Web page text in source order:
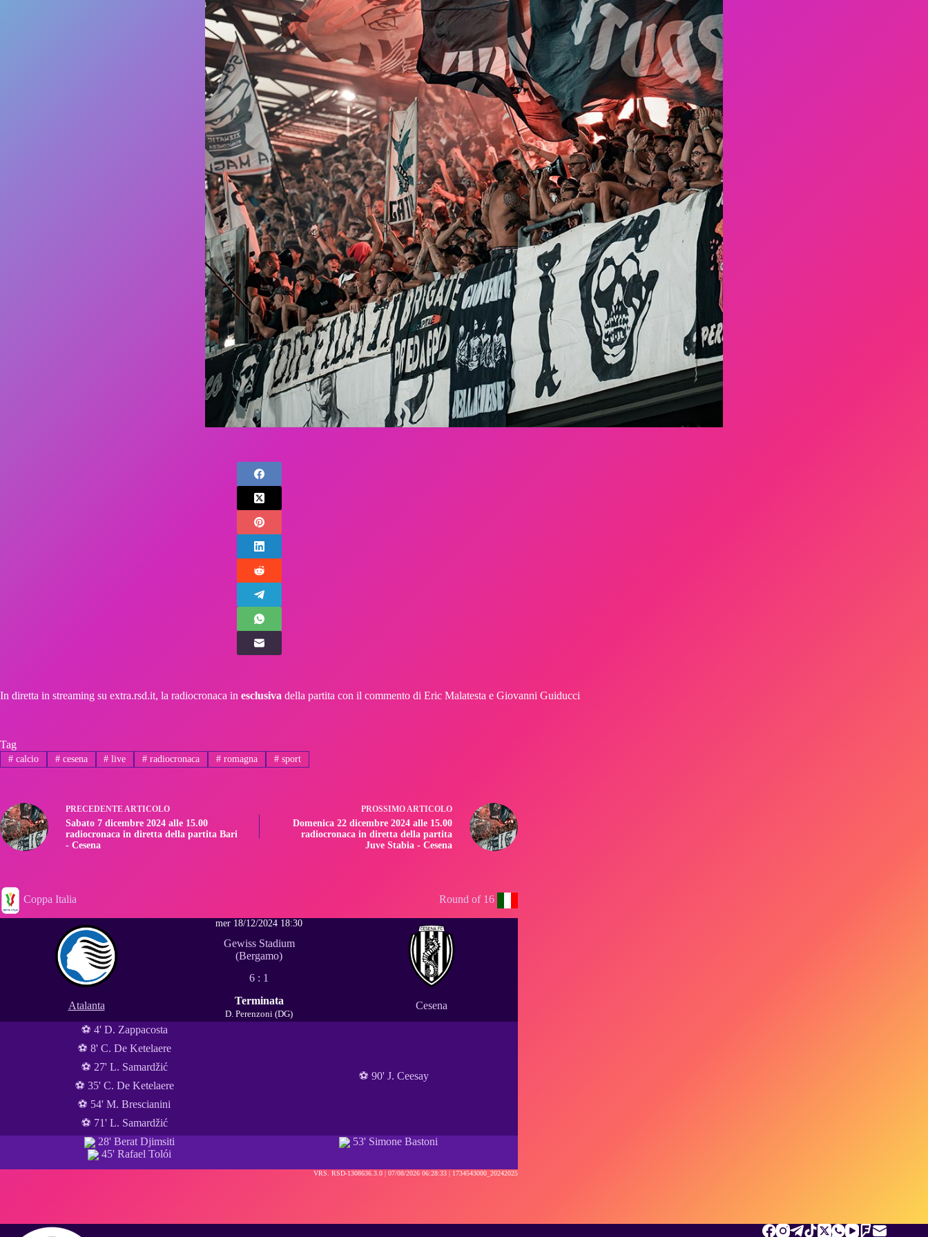
In diretta in streaming su extra.rsd.it, la radiocronaca in esclusiva della partita con il commento di Eric Malatesta e Giovanni Guiducci
Tag
#calcio #cesena # live # radiocronaca # romagna #sport
PRECEDENTEARTICOLO
Sabato 7 dicembre 2024 alle 15.00
radiocronaca in diretta della partita Bari
- Cesena
PROSSIMOARTICOLO
Domenica 22 dicembre 2024 alle 15.00
radiocronaca in diretta della partita
Juve Stabia - Cesena
Coppa Italia Round of 16
Atalanta
mer 18/12/2024 18:30
Gewiss Stadium
(Bergamo)
6 : 1
Terminata
D. Perenzoni (DG)
Cesena
⚽ 4' D. Zappacosta
⚽ 8' C. De Ketelaere
⚽ 27' L. Samardžić
⚽ 35' C. De Ketelaere
⚽ 54' M. Brescianini
⚽ 71' L. Samardžić
⚽ 90' J. Ceesay
28' Berat Djimsiti
45' Rafael Tolói
53' Simone Bastoni
VRS. RSD-1308636.3.0 | 07/08/2026 06:28:33 | 1734543000_20242025